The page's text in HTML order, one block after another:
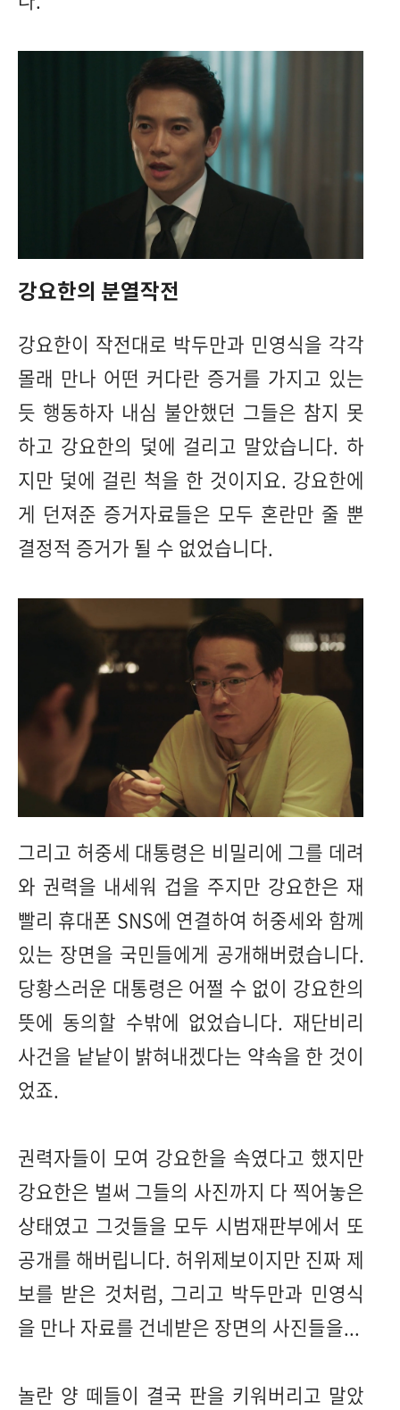
강요한의 분열작전
강요한이 작전대로 박두만과 민영식을 각각
몰래 만나 어떤 커다란 증거를 가지고 있는
듯 행동하자 내심 불안했던 그들은 참지 못
하고 강요한의 덫에 걸리고 말았습니다. 하
지만 덫에 걸린 척을 한 것이지요. 강요한에
게 던져준 증거자료들은 모두 혼란만 줄 뿐
결정적 증거가 될 수 없었습니다.
그리고 허중세 대통령은 비밀리에 그를 데려
와 권력을 내세워 겁을 주지만 강요한은 재
빨리 휴대폰 SNS에 연결하여 허중세와 함께
있는 장면을 국민들에게 공개해버렸습니다.
당황스러운 대통령은 어쩔 수 없이 강요한의
뜻에 동의할 수밖에 없었습니다. 재단비리
사건을 낱낱이 밝혀내겠다는 약속을 한 것이
었죠.
권력자들이 모여 강요한을 속였다고 했지만
강요한은 벌써 그들의 사진까지 다 찍어놓은
상태였고 그것들을 모두 시범재판부에서 또
공개를 해버립니다. 허위제보이지만 진짜 제
보를 받은 것처럼, 그리고 박두만과 민영식
을 만나 자료를 건네받은 장면의 사진들을...
놀란 양 떼들이 결국 판을 키워버리고 말았